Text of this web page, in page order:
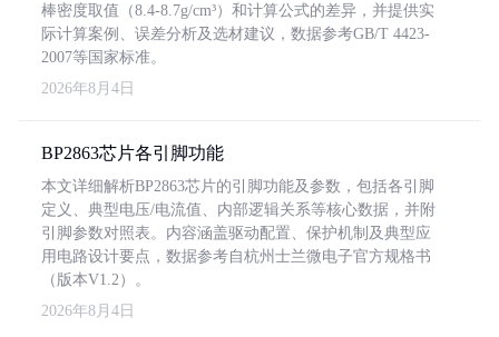
棒密度取值（8.4-8.7g/cm³）和计算公式的差异，并提供实
际计算案例、误差分析及选材建议，数据参考GB/T 4423-
2007等国家标准。
2026年8月4日
BP2863芯片各引脚功能
本文详细解析BP2863芯片的引脚功能及参数，包括各引脚
定义、典型电压/电流值、内部逻辑关系等核心数据，并附
引脚参数对照表。内容涵盖驱动配置、保护机制及典型应
用电路设计要点，数据参考自杭州士兰微电子官方规格书
（版本V1.2）。
2026年8月4日